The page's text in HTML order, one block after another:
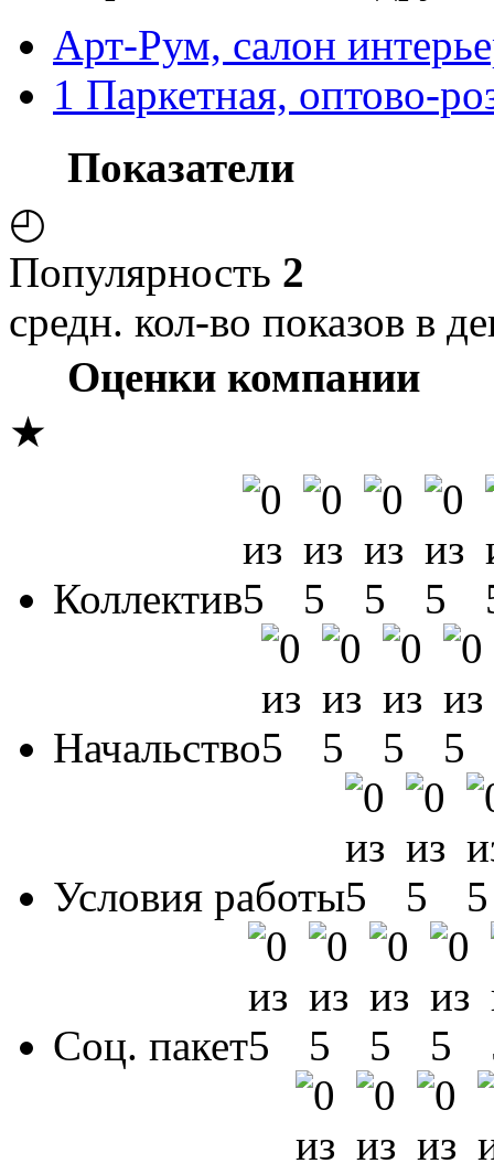
Арт-Рум, салон
1 Паркетная, оптово-
Показатели
◴
Популярность 2
средн. кол-во показов в
Оценки компании
★
Коллектив
Начальство
Условия работы
Соц. пакет